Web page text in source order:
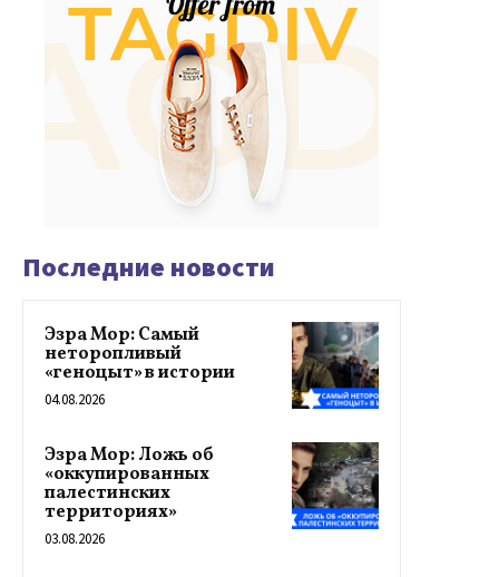
Последние новости
Эзра Мор: Самый
неторопливый
«геноцыт» в истории
04.08.2026
Эзра Мор: Ложь об
«оккупированных
палестинских
территориях»
03.08.2026